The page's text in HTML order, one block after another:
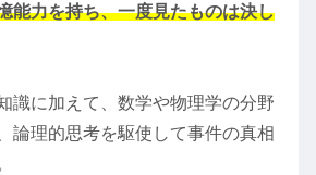
能力を持ち、一度見たものは決し
識に加えて、数学や物理学の分野
論理的思考を駆使して事件の真相